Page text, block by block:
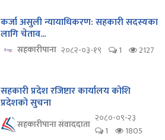
कर्जा असुली न्यायाधिकरण: सहकारी सदस्यका
लागि चेताव...
सहकारीपाना २०८२-०३-१९ 1 2127
सहकारी प्रदेश रजिष्टार कार्यालय कोशि
प्रदेशको सुचना
सहकारीपाना संवाददाता २०८०-०९-२३
1
1805